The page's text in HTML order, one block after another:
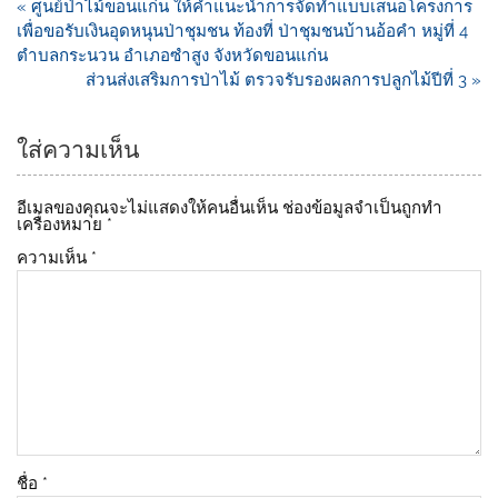
b
o
k
Li
n
« ศูนย์ป่าไม้ขอนแก่น ให้คำแนะนำการจัดทำแบบเสนอโครงการ
เพื่อขอรับเงินอุดหนุนป่าชุมชน ท้องที่ ป่าชุมชนบ้านอ้อคำ หมู่ที่ 4
ตำบลกระนวน อำเภอซำสูง จังหวัดขอนแก่น
ส่วนส่งเสริมการป่าไม้ ตรวจรับรองผลการปลูกไม้ปีที่ 3 »
ใส่ความเห็น
อีเมลของคุณจะไม่แสดงให้คนอื่นเห็น ช่องข้อมูลจำเป็นถูกทำ
เครื่องหมาย *
ความเห็น *
ชื่อ *